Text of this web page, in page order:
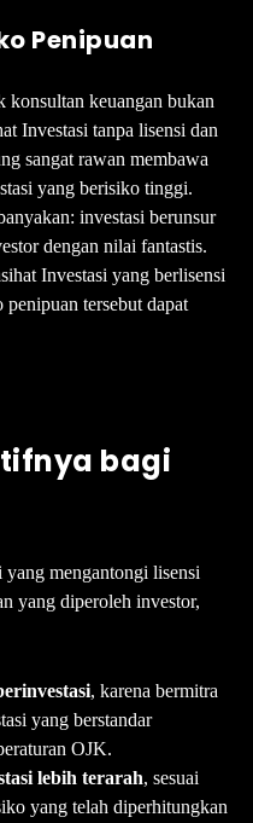
Penipuan
konsultan keuangan bukan
Investasi tanpa lisensi dan
sangat rawan membawa
yang berisiko tinggi.
investasi berunsur
dengan nilai fantastis.
Investasi yang berlisensi
tersebut dapat
bagi
mengantongi lisensi
yang diperoleh investor,
, karena bermitra
yang berstandar
OJK.
lebih terarah, sesuai
yang telah diperhitungkan